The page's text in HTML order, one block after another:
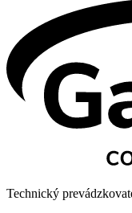
Technický